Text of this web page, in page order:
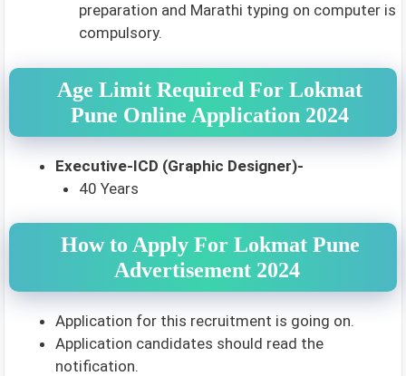
preparation and Marathi typing on computer is
compulsory.
Age Limit Required For Lokmat
Pune Online Application 2024
Executive-ICD (Graphic Designer)-
40 Years
How to Apply For Lokmat Pune
Advertisement 2024
Application for this recruitment is going on.
Application candidates should read the
notification.